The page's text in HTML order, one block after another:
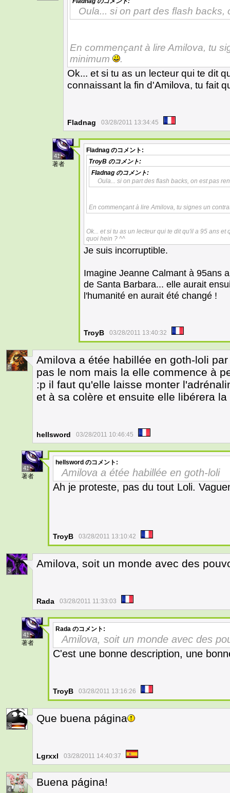
Oula... si on part des flash backs,
En commençant à lire Amilova, tu
minimum
.
Ok... et si tu as un lecteur qui te dit
connaissant la fin d'Amilova, tu fait
Fladnag 03/28/2011 13:34:45
41
著者
Fladnag のコメント:
TroyB のコメント:
Fladnag のコメント:
Oula... si on part des flash backs, on est pas
En commençant à lire Amilova, tu signes un
Ok... et si tu as un lecteur qui te dit qu'il a 95 ans
quoi hein ? ^^
Je suis incorruptible.
Imagine Jeanne Calmant à 95ans
de Santa Barbara... elle aurait
l'humanité en aurait été changé !
TroyB 03/28/2011 13:40:32
5
Amilova a étée habillée en goth-loli
pas le nom mais la elle commence à
:p il faut qu'elle laisse monter
et à sa colère et ensuite elle libérera
hellsword 03/28/2011 10:46:45
41
著者
hellsword のコメント:
Amilova a étée habillée en goth-loli
Ah je proteste, pas du tout Loli.
TroyB 03/28/2011 13:10:42
3
Amilova, soit un monde avec des
Rada 03/28/2011 11:33:03
41
著者
Rada のコメント:
Amilova, soit un monde avec des
C'est une bonne description, une
TroyB 03/28/2011 13:16:26
3
Que buena página
Lgrxxl 03/28/2011 14:40:37
4
Buena página!